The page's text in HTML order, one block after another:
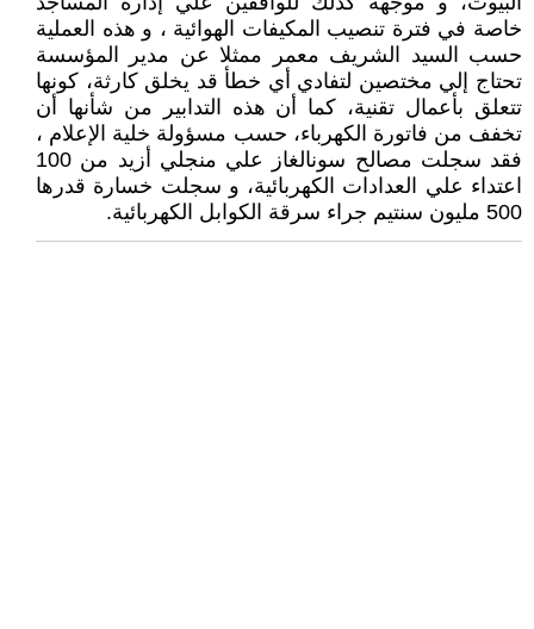
خاصة في فترة تنصيب المكيفات الهوائية ، و هذه العملية
حسب السيد الشريف معمر ممثلا عن مدير المؤسسة
تحتاج إلي مختصين لتفادي أي خطأ قد يخلق كارثة، كونها
تتعلق بأعمال تقنية، كما أن هذه التدابير من شأنها أن
تخفف من فاتورة الكهرباء، حسب مسؤولة خلية الإعلام ،
فقد سجلت مصالح سونالغاز علي منجلي أزيد من 100
اعتداء علي العدادات الكهربائية، و سجلت خسارة قدرها
500 مليون سنتيم جراء سرقة الكوابل الكهربائية.